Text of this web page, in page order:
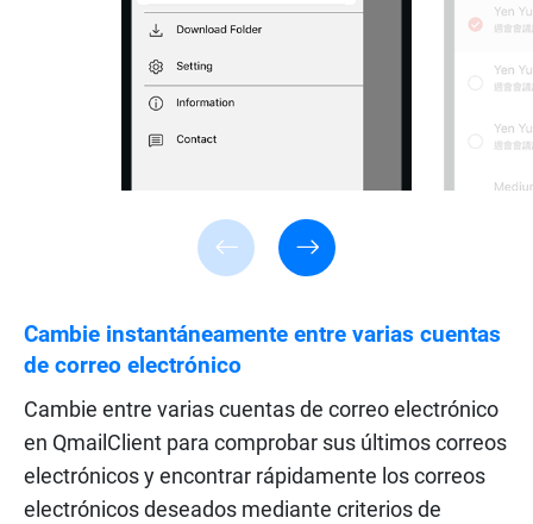
Cambie instantáneamente entre varias cuentas
de correo electrónico
Cambie entre varias cuentas de correo electrónico
en QmailClient para comprobar sus últimos correos
electrónicos y encontrar rápidamente los correos
electrónicos deseados mediante criterios de